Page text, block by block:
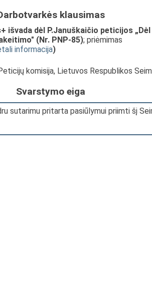
klausimas
išvada dėl P.Januškaičio peticijos
(Nr. PNP-85); priėmimas
informacija)
komisija, Lietuvos Respublikos
Svarstymo eiga
sutarimu pritarta pasiūlymui priimti šį